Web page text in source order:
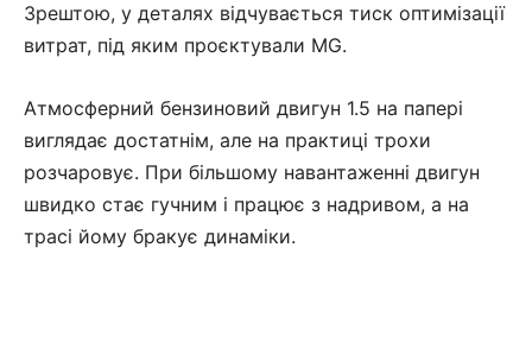
Зрештою, у деталях відчувається тиск оптимізації
витрат, під яким проєктували MG.
Атмосферний бензиновий двигун 1.5 на папері
виглядає достатнім, але на практиці трохи
розчаровує. При більшому навантаженні двигун
швидко стає гучним і працює з надривом, а на
трасі йому бракує динаміки.